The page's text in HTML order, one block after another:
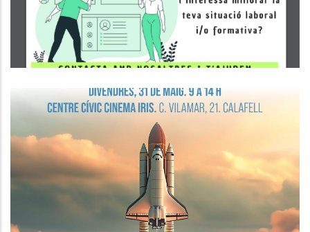
Ocupació
Seminari De Màrqueting I Vendes
Ocupació